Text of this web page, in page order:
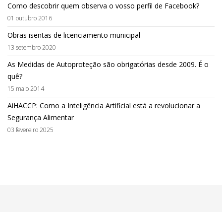
Como descobrir quem observa o vosso perfil de Facebook?
01 outubro 2016
Obras isentas de licenciamento municipal
13 setembro 2020
As Medidas de Autoproteção são obrigatórias desde 2009. É o
quê?
15 maio 2014
AiHACCP: Como a Inteligência Artificial está a revolucionar a
Segurança Alimentar
03 fevereiro 2025